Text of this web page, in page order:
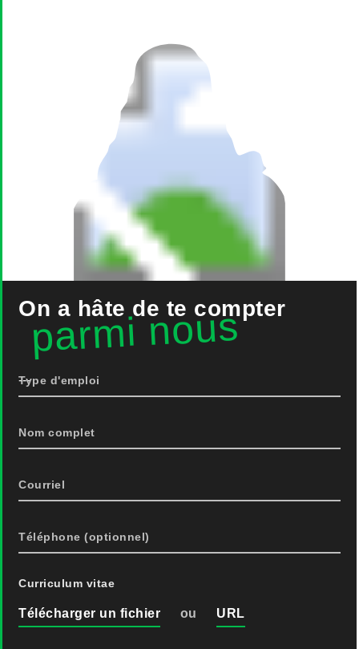
On a hâte de te compter
parmi nous
Type d'emploi
Nom complet
Courriel
Téléphone (optionnel)
Curriculum vitae
Télécharger un fichier ou URL